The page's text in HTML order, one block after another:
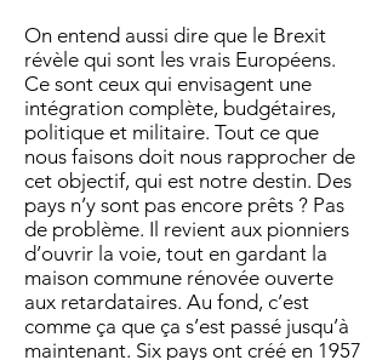
On entend aussi dire que le Brexit
révèle qui sont les vrais Européens.
Ce sont ceux qui envisagent une
intégration complète, budgétaires,
politique et militaire. Tout ce que
nous faisons doit nous rapprocher de
cet objectif, qui est notre destin. Des
pays n’y sont pas encore prêts ? Pas
de problème. Il revient aux pionniers
d’ouvrir la voie, tout en gardant la
maison commune rénovée ouverte
aux retardataires. Au fond, c’est
comme ça que ça s’est passé jusqu’à
maintenant. Six pays ont créé en 1957